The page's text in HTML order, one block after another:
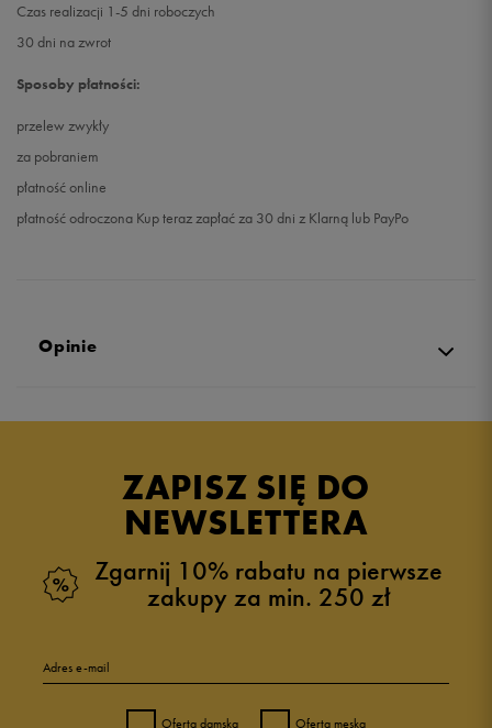
Czas realizacji 1-5 dni roboczych
30 dni na zwrot
Sposoby płatności:
przelew zwykły
za pobraniem
płatność online
płatność odroczona Kup teraz zapłać za 30 dni z Klarną lub PayPo
Opinie
ZAPISZ SIĘ DO
NEWSLETTERA
Zgarnij 10% rabatu na pierwsze
zakupy za min. 250 zł
Adres e-mail
Oferta damska Oferta męska